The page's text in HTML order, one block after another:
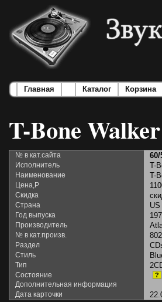
Главная Каталог Корзина
T-Bone
№ в кат.сайта 60/
Исполнитель T-
Наименование T-
Цена,Р
Скидка
Страна US
Год выпуска
Производитель
№ в кат.произв.
Раздел
Стиль
Тип
Состояние ?
Дополнительная информация
Дата карточки